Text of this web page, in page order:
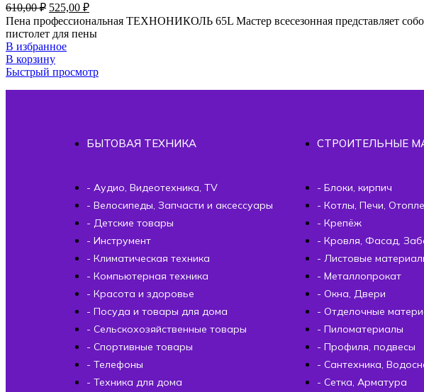
610,00₽ 525,00 ₽
Пена профессиональная ТЕХНОНИКОЛЬ 65L Мастер всесезонная представляет
пистолет для пены
В избранное
В корзину
Быстрый просмотр
БЫТОВАЯ ТЕХНИКА
- Аудио, Видеотехника, TV
- Велосипеды, Запчасти и аксессуары
- Детские товары
- Инструмент
- Климатическая техника
- Компьютерная техника
- Красота и здоровье
- Посуда и товары для дома
- Сельскохозяйственные товары
- Спортивные товары
- Телефоны
- Техника для дома
СТРОИТЕЛЬНЫЕ
- Блоки, кирпич
- Котлы, Печи,
- Крепёж
- Кровля, Фасад,
- Листовые
- Металлопрокат
- Окна, Двери
- Отделочные
- Пиломатериалы
- Профиля, подвесы
- Сантехника,
- Сетка, Арматура